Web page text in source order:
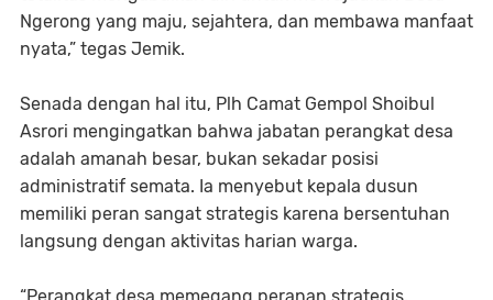
Ngerong yang maju, sejahtera, dan membawa manfaat
nyata,” tegas Jemik.
Senada dengan hal itu, Plh Camat Gempol Shoibul
Asrori mengingatkan bahwa jabatan perangkat desa
adalah amanah besar, bukan sekadar posisi
administratif semata. Ia menyebut kepala dusun
memiliki peran sangat strategis karena bersentuhan
langsung dengan aktivitas harian warga.